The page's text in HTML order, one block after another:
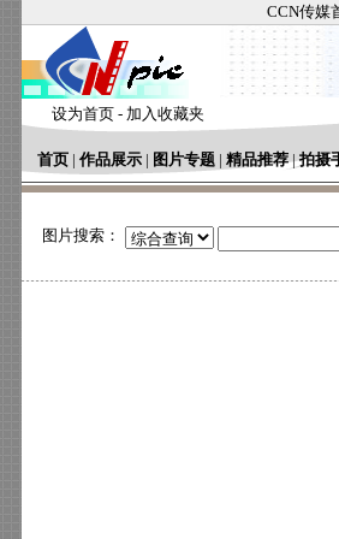
CCN传媒
设为首页 - 加入收藏夹
首页 | 作品展示 | 图片专题 | 精品推荐|拍摄
图片搜索：